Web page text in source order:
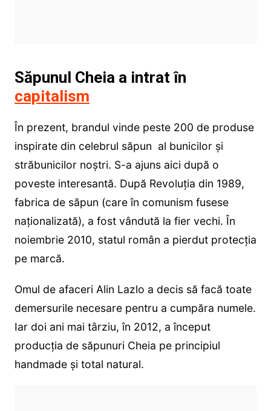
Săpunul Cheia a intrat în
capitalism
În prezent, brandul vinde peste 200 de produse
inspirate din celebrul săpun al bunicilor și
străbunicilor noștri. S-a ajuns aici după o
poveste interesantă. După Revoluţia din 1989,
fabrica de săpun (care în comunism fusese
naționalizată), a fost vândută la fier vechi. În
noiembrie 2010, statul român a pierdut protecţia
pe marcă.
Omul de afaceri Alin Lazlo a decis să facă toate
demersurile necesare pentru a cumpăra numele.
Iar doi ani mai târziu, în 2012, a început
producţia de săpunuri Cheia pe principiul
handmade şi total natural.